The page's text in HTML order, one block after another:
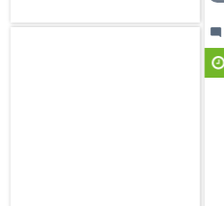
mode_comment